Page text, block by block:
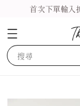
首次下單輸入
搜尋